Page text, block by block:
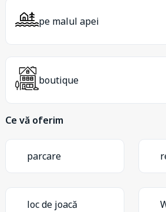
pe malul apei
boutique
Ce vă oferim
parcare
loc de joacă